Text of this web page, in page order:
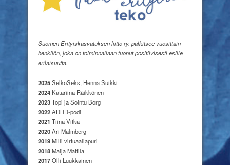
Suomen Erityiskasvatuksen liitto ry. palkitsee vuosittain
henkilön, joka on toiminnallaan tuonut positiivisesti esille
erilaisuutta.
2025SelkoSeks, Henna Suikki
2024 Katariina Räikkönen
2023Topi ja Sointu Borg
2022ADHD-podi
2021 Tiina Vitka
2020Ari Malmberg
2019Milli virtuaaliapuri
2018Maija Mattila
2017Olli Luukkainen